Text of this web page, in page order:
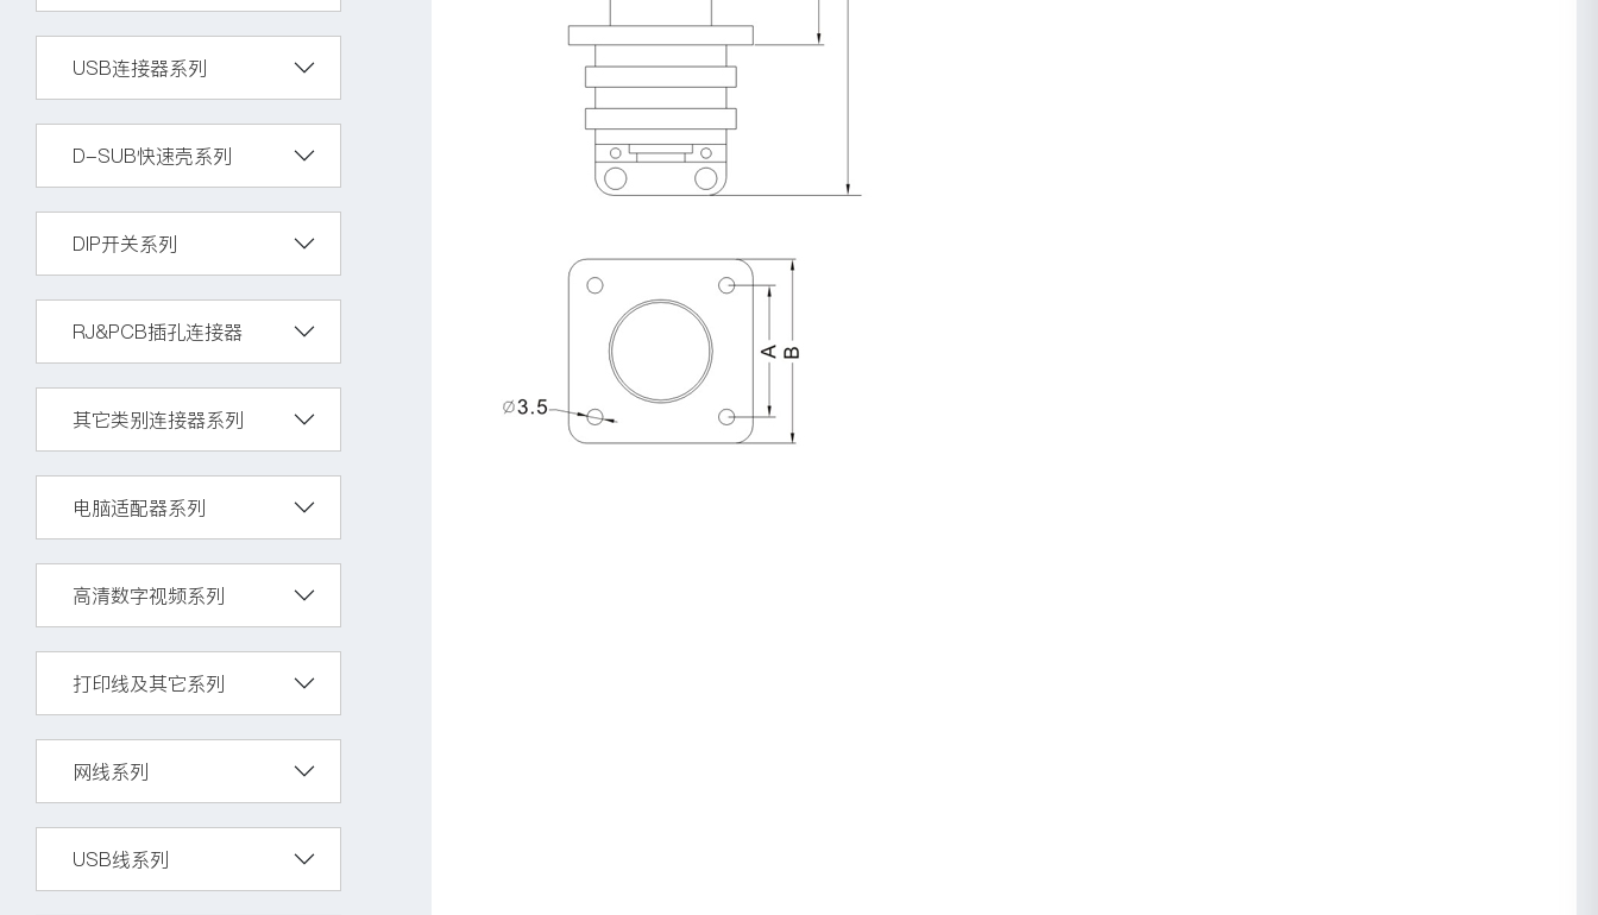
USB连接器系列
D-SUB快速壳系列
DIP开关系列
RJ&PCB插孔连接器
其它类别连接器系列
电脑适配器系列
高清数字视频系列
打印线及其它系列
网线系列
USB线系列